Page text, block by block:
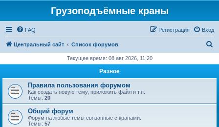
Грузоподъёмные краны
FAQ Вход
Регистрация
Центральный сайт Список форумов
с
Текущее время: 08 авг 2026, 11:20
Разное
Правила пользования форумом
Как создать новую тему, приложить файл и т.п.
Темы: 20
Общий форум
Форум на любые темы связанные с кранами.
Темы: 57